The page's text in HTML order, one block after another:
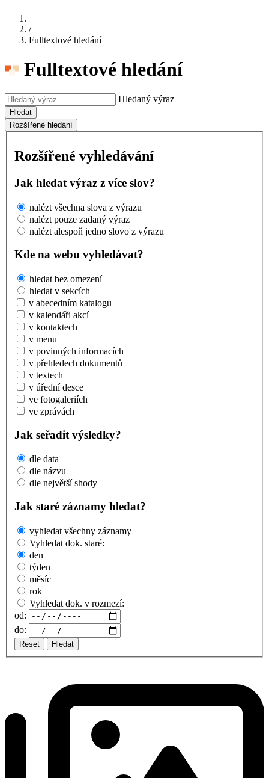
/
Fulltextové hledání
Fulltextové hledání
Hledaný výraz
Hledat
Rozšířené hledání
Rozšířené vyhledávání
Jak hledat výraz z více slov?
nalézt všechna slova z výrazu
nalézt pouze zadaný výraz
nalézt alespoň jedno slovo z výrazu
Kde na webu vyhledávat?
hledat bez omezení
hledat v sekcích
v abecedním katalogu
v kalendáři akcí
v kontaktech
v menu
v povinných informacích
v přehledech dokumentů
v textech
v úřední desce
ve fotogaleriích
ve zprávách
Jak seřadit výsledky?
dle data
dle názvu
dle největší shody
Jak staré záznamy hledat?
vyhledat všechny záznamy
Vyhledat dok. staré:
den
týden
měsíc
rok
Vyhledat dok. v rozmezí:
od:
do:
Reset Hledat